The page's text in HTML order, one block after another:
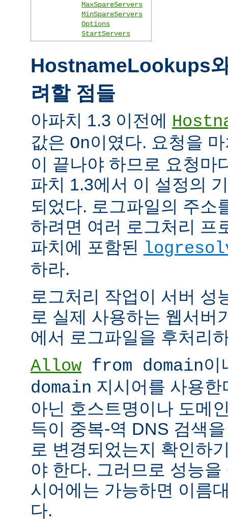
MaxSpareServers
MinSpareServers
Options
StartServers
HostnameLookups
려할 점들
아파치 1.3 이전에
값은 On이였다. 요청을
이 끝나야 하므로 요청마
파치 1.3에서 이 설정의
되었다. 로그파일의 주소
하려면 여러 로그처리 프
파치에 포함된
하라.
로그처리 작업이 서버 성
로 실제 사용하는 웹서버
에서 로그파일을 후처리
Allow from domain이
domain 지시어를 사용
아닌 호스트명이나 도메
득이 중복-역 DNS 검색
로 변경되었는지 확인하
야 한다. 그러므로 성능
시어에는 가능하면 이름
다.